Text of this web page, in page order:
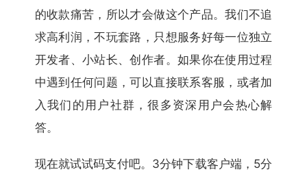
的收款痛苦，所以才会做这个产品。我们不追
求高利润，不玩套路，只想服务好每一位独立
开发者、小站长、创作者。如果你在使用过程
中遇到任何问题，可以直接联系客服，或者加
入我们的用户社群，很多资深用户会热心解
答。
现在就试试码支付吧。3分钟下载客户端，5分